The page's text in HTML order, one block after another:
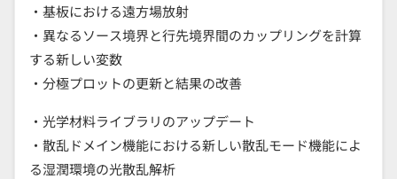
・基板における遠方場放射
・異なるソース境界と行先境界間のカップリングを計算
する新しい変数
・分極プロットの更新と結果の改善
・光学材料ライブラリのアップデート
・散乱ドメイン機能における新しい散乱モード機能によ
る湿潤環境の光散乱解析